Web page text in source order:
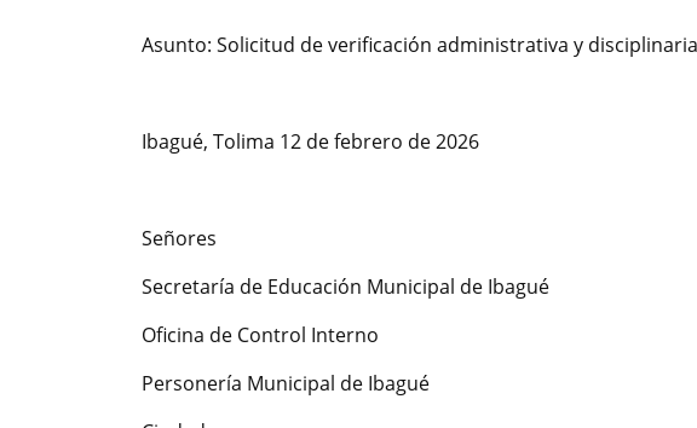
Asunto: Solicitud de verificación administrativa y
Ibagué, Tolima 12 de febrero de 2026
Señores
Secretaría de Educación Municipal de Ibagué
Oficina de Control Interno
Personería Municipal de Ibagué